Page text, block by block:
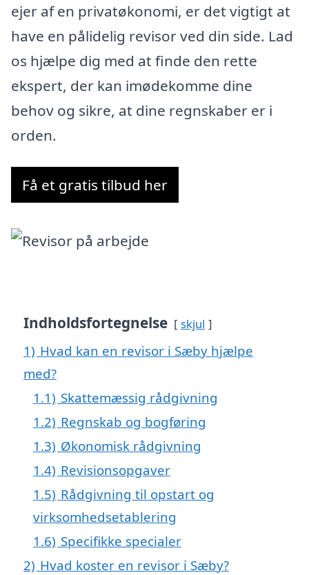
ejer af en privatøkonomi, er det vigtigt at
have en pålidelig revisor ved din side. Lad
os hjælpe dig med at finde den rette
ekspert, der kan imødekomme dine
behov og sikre, at dine regnskaber er i
orden.
Få et gratis tilbud her
Indholdsfortegnelse skjul
1) Hvad kan en revisor i Sæby hjælpe
med?
1.1) Skattemæssig rådgivning
1.2) Regnskab og bogføring
1.3) Økonomisk rådgivning
1.4) Revisionsopgaver
1.5) Rådgivning til opstart og
virksomhedsetablering
1.6) Specifikke specialer
2) Hvad koster en revisor i Sæby?